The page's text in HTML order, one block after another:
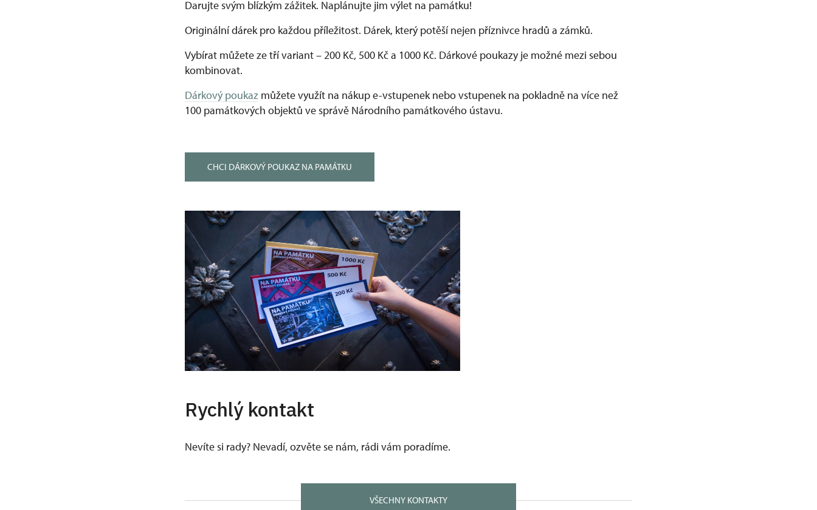
Darujte svým blízkým zážitek. Naplánujte jim výlet na památku!
Originální dárek pro každou příležitost. Dárek, který potěší nejen příznivce hradů a zámků.
Vybírat můžete ze tří variant –⁠ 200 Kč, 500 Kč a 1000 Kč. Dárkové poukazy je možné mezi sebou
kombinovat.
Dárkový poukaz můžete využít na nákup e-vstupenek nebo vstupenek na pokladně na více než
100 památkových objektů ve správě Národního památkového ústavu.
CHCI DÁRKOVÝ POUKAZ NA PAMÁTKU
Rychlý kontakt
Nevíte si rady? Nevadí, ozvěte se nám, rádi vám poradíme.
VŠECHNY KONTAKTY